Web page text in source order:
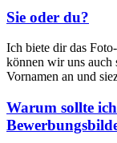
Sie oder du?
Ich biete dir das
können wir uns auch
Vornamen an und
Warum sollte